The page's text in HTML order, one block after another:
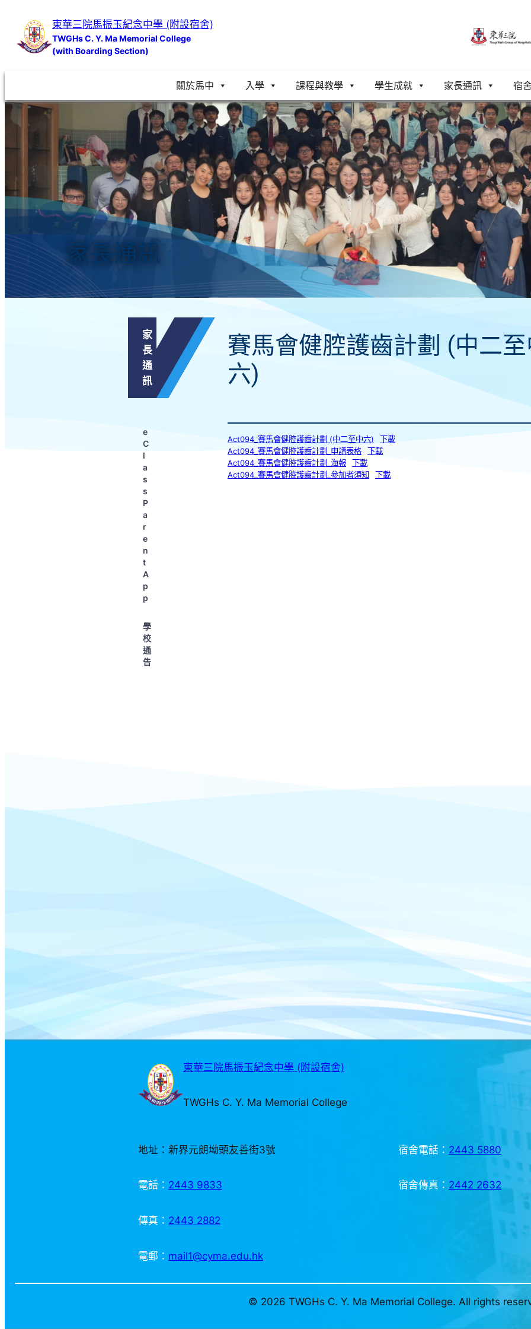
內
東華三院馬振玉紀念中學 (附設宿舍)
TWGHs C. Y. Ma Memorial College
(with Boarding Section)
關於馬中 入學 課程與教學 學生成就 家長通訊 宿
家長通訊
家
長
通
訊
e
C
l
a
s
s
P
a
r
e
n
t
A
p
p
學
校
通
告
賽馬會健腔護齒計劃 (中二
六)
Act094_賽馬會健腔護齒計劃 (中二至中六)
下載
Act094_賽馬會健腔護齒計劃_申請表格
下載
Act094_賽馬會健腔護齒計劃_海報
下載
Act094_賽馬會健腔護齒計劃_參加者須知
下載
東華三院馬振玉紀念中學 (附設宿舍)
TWGHs C. Y. Ma Memorial College
地址：新界元朗坳頭友善街3號
電話： 2443 9833
傳真： 2443 2882
電郵： mail1@cyma.edu.hk
宿舍電話： 2443 5880
宿舍傳真： 2442 2632
© 2026 TWGHs C. Y. Ma Memorial College. All rights